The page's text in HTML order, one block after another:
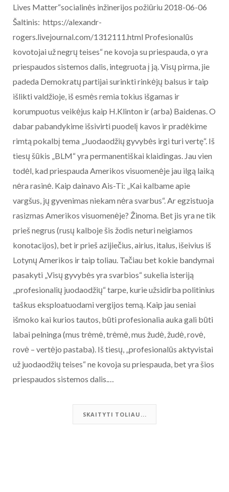
Lives Matter“socialinės inžinerijos požiūriu 2018-06-06
Šaltinis: https://alexandr-
rogers.livejournal.com/1312111.html Profesionalūs
kovotojai už negrų teises“ ne kovoja su priespauda, o yra
priespaudos sistemos dalis, integruota į ją. Visų pirma, jie
padeda Demokratų partijai surinkti rinkėjų balsus ir taip
išlikti valdžioje, iš esmės remia tokius išgamas ir
korumpuotus veikėjus kaip H.Klinton ir (arba) Baidenas. O
dabar pabandykime išsivirti puodelį kavos ir pradėkime
rimtą pokalbį tema „Juodaodžių gyvybės irgi turi vertę“. Iš
tiesų šūkis „BLM“ yra permanentiškai klaidingas. Jau vien
todėl, kad priespauda Amerikos visuomenėje jau ilgą laiką
nėra rasinė. Kaip dainavo Ais-Ti: „Kai kalbame apie
vargšus, jų gyvenimas niekam nėra svarbus“. Ar egzistuoja
rasizmas Amerikos visuomenėje? Žinoma. Bet jis yra ne tik
prieš negrus (rusų kalboje šis žodis neturi neigiamos
konotacijos), bet ir prieš azijiečius, airius, italus, išeivius iš
Lotynų Amerikos ir taip toliau. Tačiau bet kokie bandymai
pasakyti „Visų gyvybės yra svarbios“ sukelia isteriją
„profesionalių juodaodžių“ tarpe, kurie užsidirba politinius
taškus eksploatuodami vergijos temą. Kaip jau seniai
išmoko kai kurios tautos, būti profesionalia auka gali būti
labai pelninga (mus trėmė, trėmė, mus žudė, žudė, rovė,
rovė – vertėjo pastaba). Iš tiesų, „profesionalūs aktyvistai
už juodaodžių teises“ ne kovoja su priespauda, bet yra šios
priespaudos sistemos dalis.…
SKAITYTI TOLIAU...